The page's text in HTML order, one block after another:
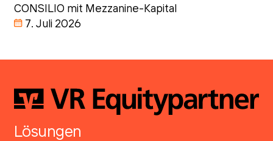
CONSILIO mit Mezzanine-Kapital
7. Juli 2026
Lösungen